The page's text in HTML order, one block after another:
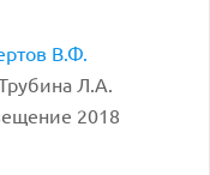
В.Ф.
Л.А.
2018